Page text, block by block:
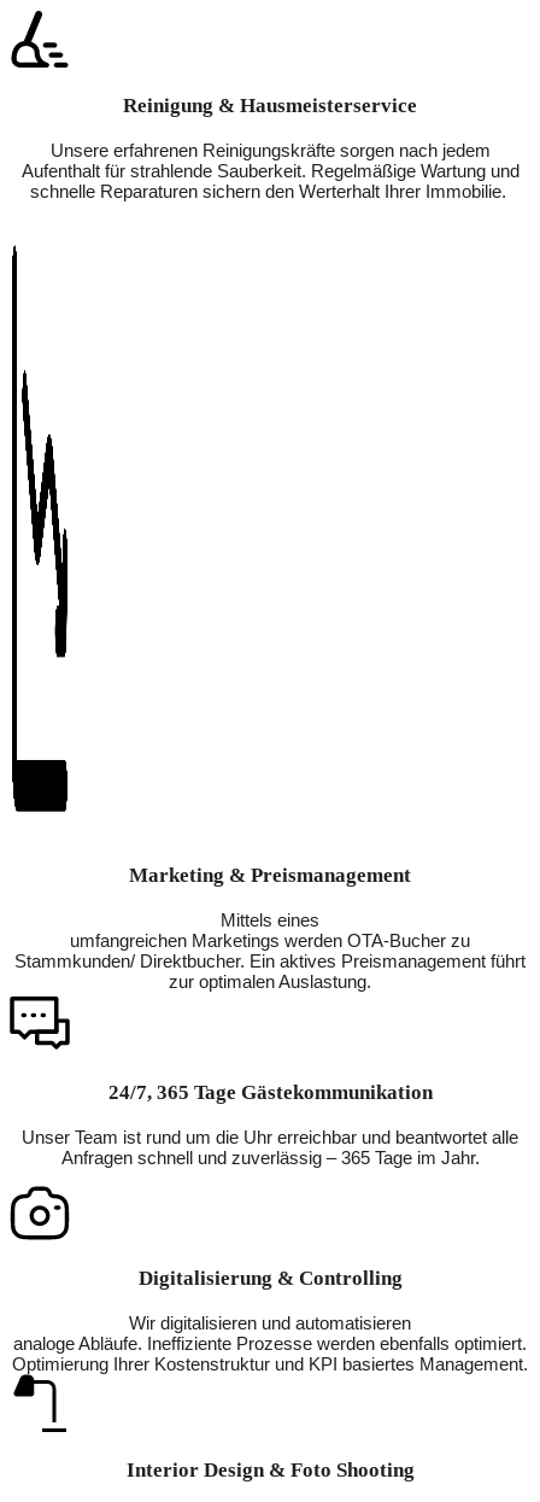
Reinigung & Hausmeisterservice
Unsere erfahrenen Reinigungskräfte sorgen nach jedem
Aufenthalt für strahlende Sauberkeit. Regelmäßige Wartung und
schnelle Reparaturen sichern den Werterhalt Ihrer Immobilie.
Marketing & Preismanagement
Mittels eines
umfangreichen Marketings werden OTA-Bucher zu
Stammkunden/ Direktbucher. Ein aktives Preismanagement führt
zur optimalen Auslastung.
24/7, 365 Tage Gästekommunikation
Unser Team ist rund um die Uhr erreichbar und beantwortet alle
Anfragen schnell und zuverlässig – 365 Tage im Jahr.
Digitalisierung & Controlling
Wir digitalisieren und automatisieren
analoge Abläufe. Ineffiziente Prozesse werden ebenfalls optimiert.
Optimierung Ihrer Kostenstruktur und KPI basiertes Management.
Interior Design & Foto Shooting